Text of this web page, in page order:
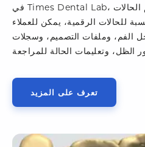
في Times Dental Lab، ندعم عمليات تقديم الحالات
للحالات الرقمية، يمكن للعملاء
الفم، وملفات التصميم، وسجلات
تعرف على المزيد